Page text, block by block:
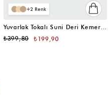
2
Yuvarlak Tokalı Suni Deri Kemer Kahve
₺199,90
₺399,80